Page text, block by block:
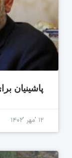
پاشینیان
۱۲ 'مهر '۱۴۰۲